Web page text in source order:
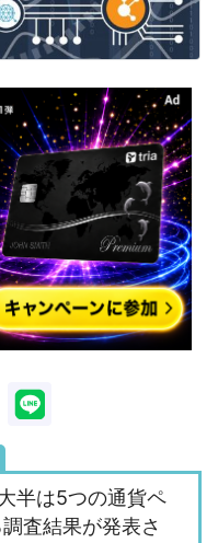
半は5つの通貨ペ
査結果が発表さ